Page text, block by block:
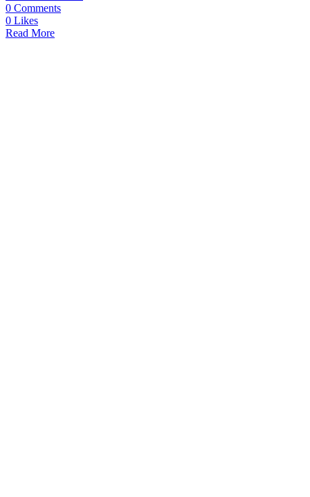
0 Comments
0 Likes
Read More